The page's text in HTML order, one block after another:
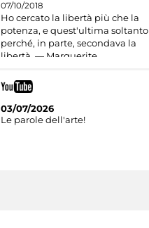
07/10/2018
Ho cercato la libertà più che la
potenza, e quest'ultima soltanto
perché, in parte, secondava la
libertà. — Marguerite
03/07/2026
Le parole dell'arte!